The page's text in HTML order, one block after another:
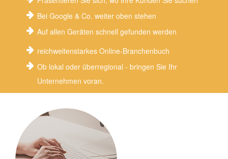
Bei Google & Co. weiter oben stehen
Auf allen Geräten schnell gefunden werden
reichweitenstarkes Online-Branchenbuch
Ob lokal oder überregional - bringen Sie Ihr
Unternehmen voran.